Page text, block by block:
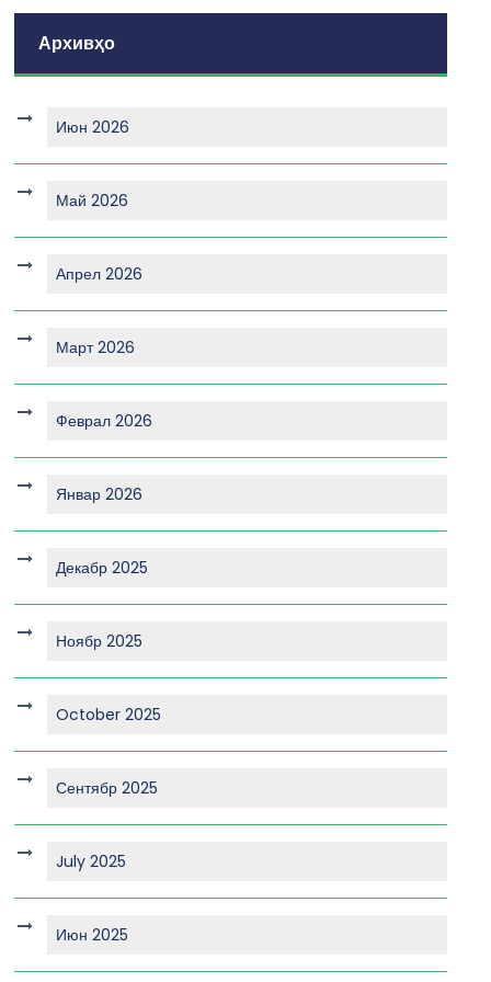
Архивҳо
Июн 2026
Май 2026
Апрел 2026
Март 2026
Феврал 2026
Январ 2026
Декабр 2025
Ноябр 2025
October 2025
Сентябр 2025
July 2025
Июн 2025